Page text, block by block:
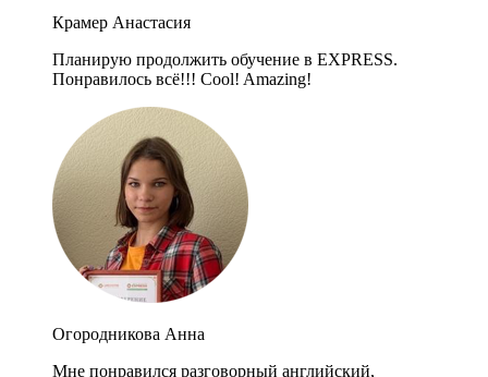
Крамер Анастасия
Планирую продолжить обучение в EXPRESS.
Понравилось всё!!! Cool! Amazing!
Огородникова Анна
Мне понравился разговорный английский,